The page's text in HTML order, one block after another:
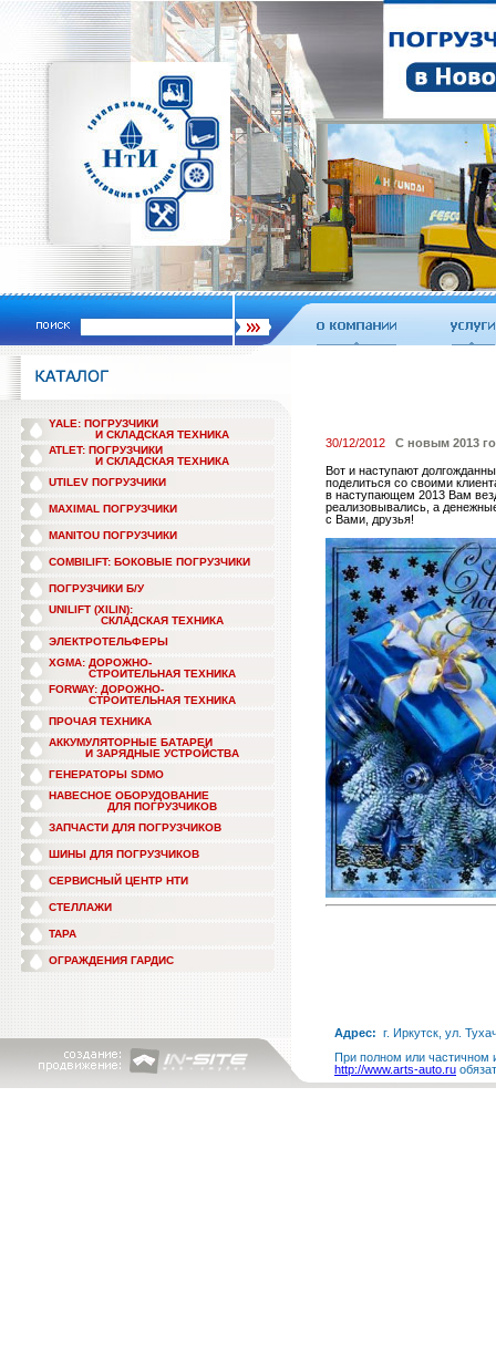
YALE: ПОГРУЗЧИКИ
И СКЛАДСКАЯ ТЕХНИКА
ATLET: ПОГРУЗЧИКИ
И СКЛАДСКАЯ ТЕХНИКА
UTILEV ПОГРУЗЧИКИ
MAXIMAL ПОГРУЗЧИКИ
MANITOU ПОГРУЗЧИКИ
COMBILIFT: БОКОВЫЕ ПОГРУЗЧИКИ
ПОГРУЗЧИКИ Б/У
UNILIFT (XILIN):
СКЛАДСКАЯ ТЕХНИКА
ЭЛЕКТРОТЕЛЬФЕРЫ
XGMA: ДОРОЖНО-
СТРОИТЕЛЬНАЯ ТЕХНИКА
FORWAY: ДОРОЖНО-
СТРОИТЕЛЬНАЯ ТЕХНИКА
ПРОЧАЯ ТЕХНИКА
АККУМУЛЯТОРНЫЕ БАТАРЕИ
И ЗАРЯДНЫЕ УСТРОЙСТВА
ГЕНЕРАТОРЫ SDMO
НАВЕСНОЕ ОБОРУДОВАНИЕ
ДЛЯ ПОГРУЗЧИКОВ
ЗАПЧАСТИ ДЛЯ ПОГРУЗЧИКОВ
ШИНЫ ДЛЯ ПОГРУЗЧИКОВ
СЕРВИСНЫЙ ЦЕНТР НТИ
СТЕЛЛАЖИ
ТАРА
ОГРАЖДЕНИЯ ГАРДИС
30/12/2012 С новым 2013
Вот и наступают
поделиться со своими
в наступающем 2013 Вам
реализовывались, а
с Вами, друзья!
Адрес: г. Иркутск, ул.
При полном или частичном
http://www.arts-auto.ru